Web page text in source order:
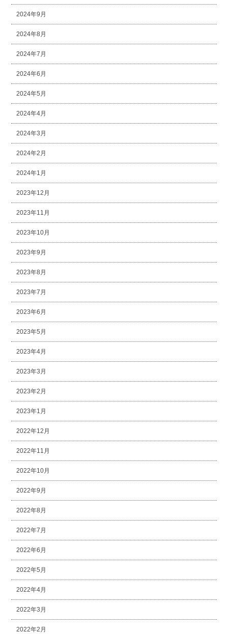
2024年9月
2024年8月
2024年7月
2024年6月
2024年5月
2024年4月
2024年3月
2024年2月
2024年1月
2023年12月
2023年11月
2023年10月
2023年9月
2023年8月
2023年7月
2023年6月
2023年5月
2023年4月
2023年3月
2023年2月
2023年1月
2022年12月
2022年11月
2022年10月
2022年9月
2022年8月
2022年7月
2022年6月
2022年5月
2022年4月
2022年3月
2022年2月